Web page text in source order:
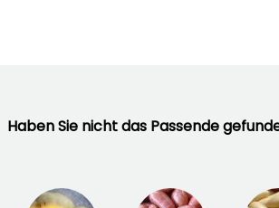
Haben Sie nicht das Passende